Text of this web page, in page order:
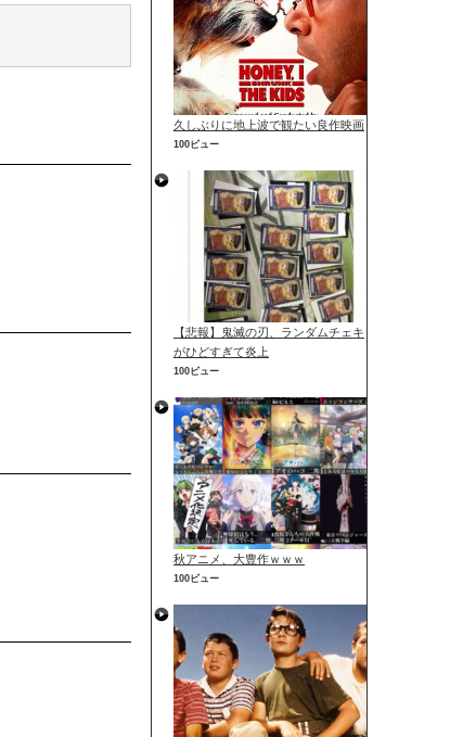
久しぶりに地上波で観たい良作映画
100ビュー
【悲報】鬼滅の刃、ランダムチェキ
がひどすぎて炎上
100ビュー
秋アニメ、大豊作ｗｗｗ
100ビュー